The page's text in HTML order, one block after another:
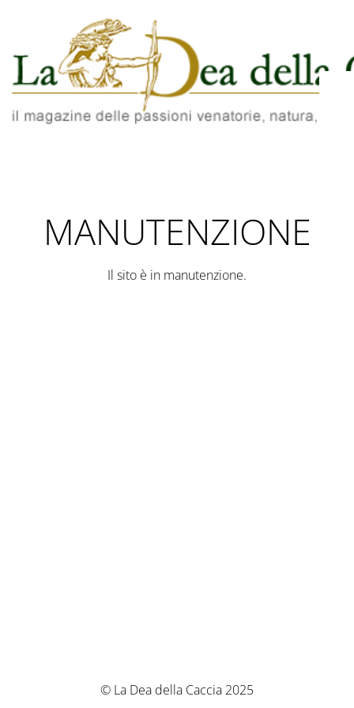
MANUTENZIONE
Il sito è in manutenzione.
© La Dea della Caccia 2025